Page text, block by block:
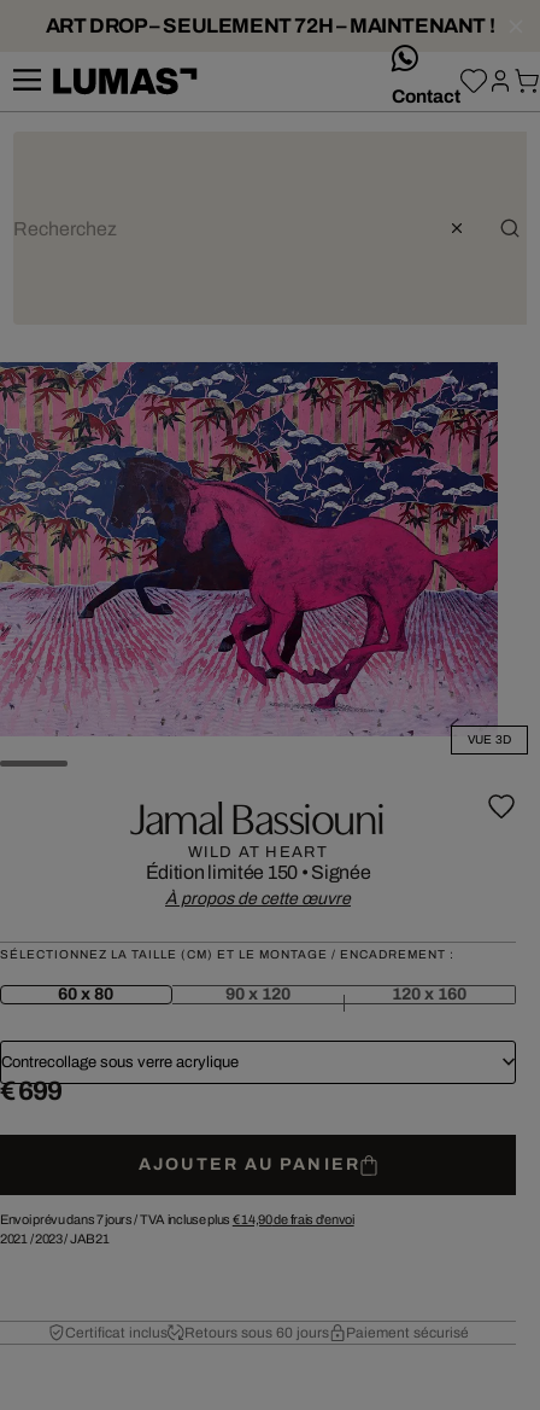
ART DROP – SEULEMENT 72H – MAINTENANT !
Contact
VUE 3D
Jamal Bassiouni
WILD AT HEART
Édition limitée 150 • Signée
À propos de cette œuvre
SÉLECTIONNEZ LA TAILLE (CM) ET LE MONTAGE / ENCADREMENT :
60 x 80 90 x 120 120 x 160
Contrecollage sous verre acrylique
€ 699
AJOUTER AU PANIER
Envoi prévu dans 7 jours /TVA incluse plus € 14,90de frais d'envoi
2021 /2023/JAB21
Certificat inclus Retours sous 60 jours Paiement sécurisé